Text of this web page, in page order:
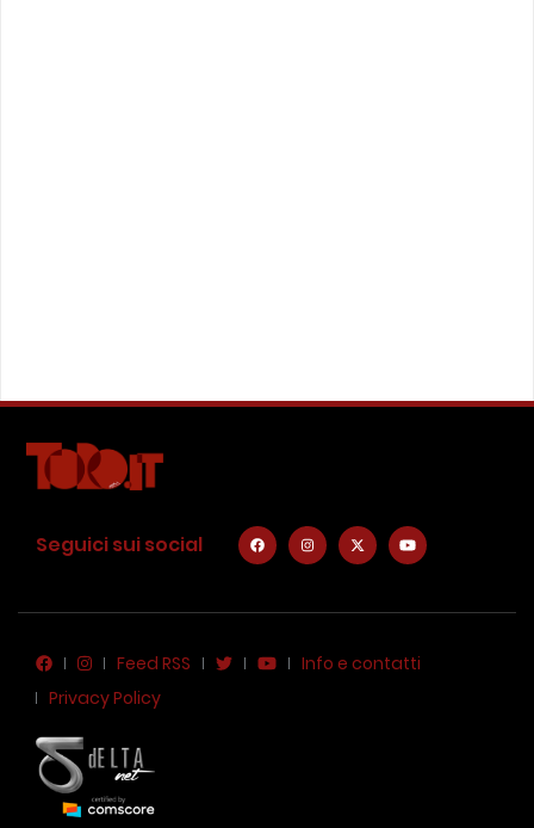
Seguici sui social
Feed RSS
Info e contatti
Privacy Policy